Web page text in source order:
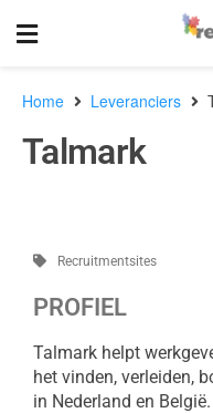
Home Leveranciers
Talmark
Recruitmentsites
PROFIEL
Talmark helpt
het vinden, verleiden,
in Nederland en België.